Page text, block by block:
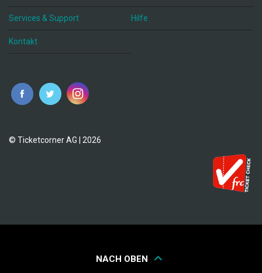
Services & Support Hilfe
Kontakt
© Ticketcorner AG | 2026
NACH OBEN